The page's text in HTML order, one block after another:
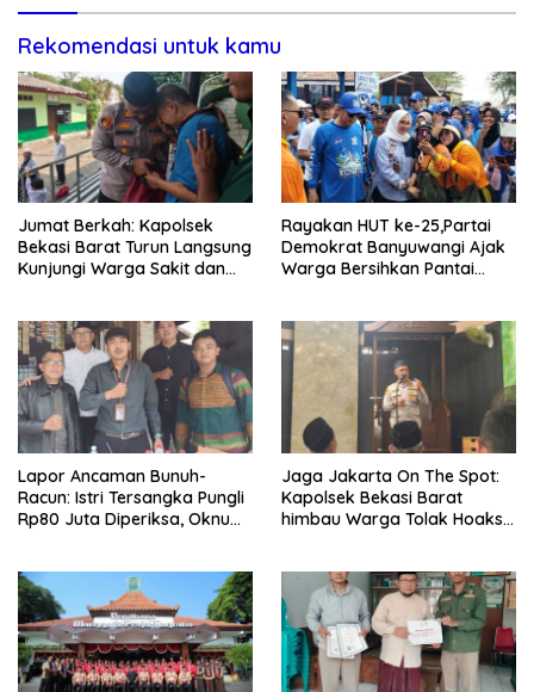
Rekomendasi untuk kamu
Jumat Berkah: Kapolsek
Bekasi Barat Turun Langsung
Kunjungi Warga Sakit dan
Rayakan HUT ke-25,Partai
Demokrat Banyuwangi Ajak
Warga Bersihkan Pantai
Lapor Ancaman Bunuh-
Racun: Istri Tersangka Pungli
Rp80 Juta Diperiksa, Oknum
Jaga Jakarta On The Spot:
Kapolsek Bekasi Barat
himbau Warga Tolak Hoaks